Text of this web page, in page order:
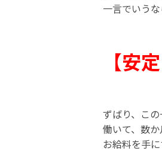
一言でいう
【安
ずばり、こ
働いて、数
お給料を手